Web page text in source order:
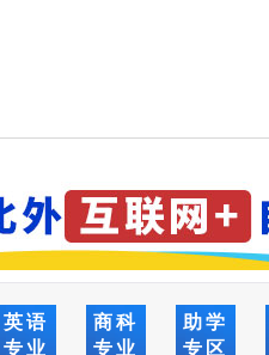
英语
专业
商科
专业
助学
专区